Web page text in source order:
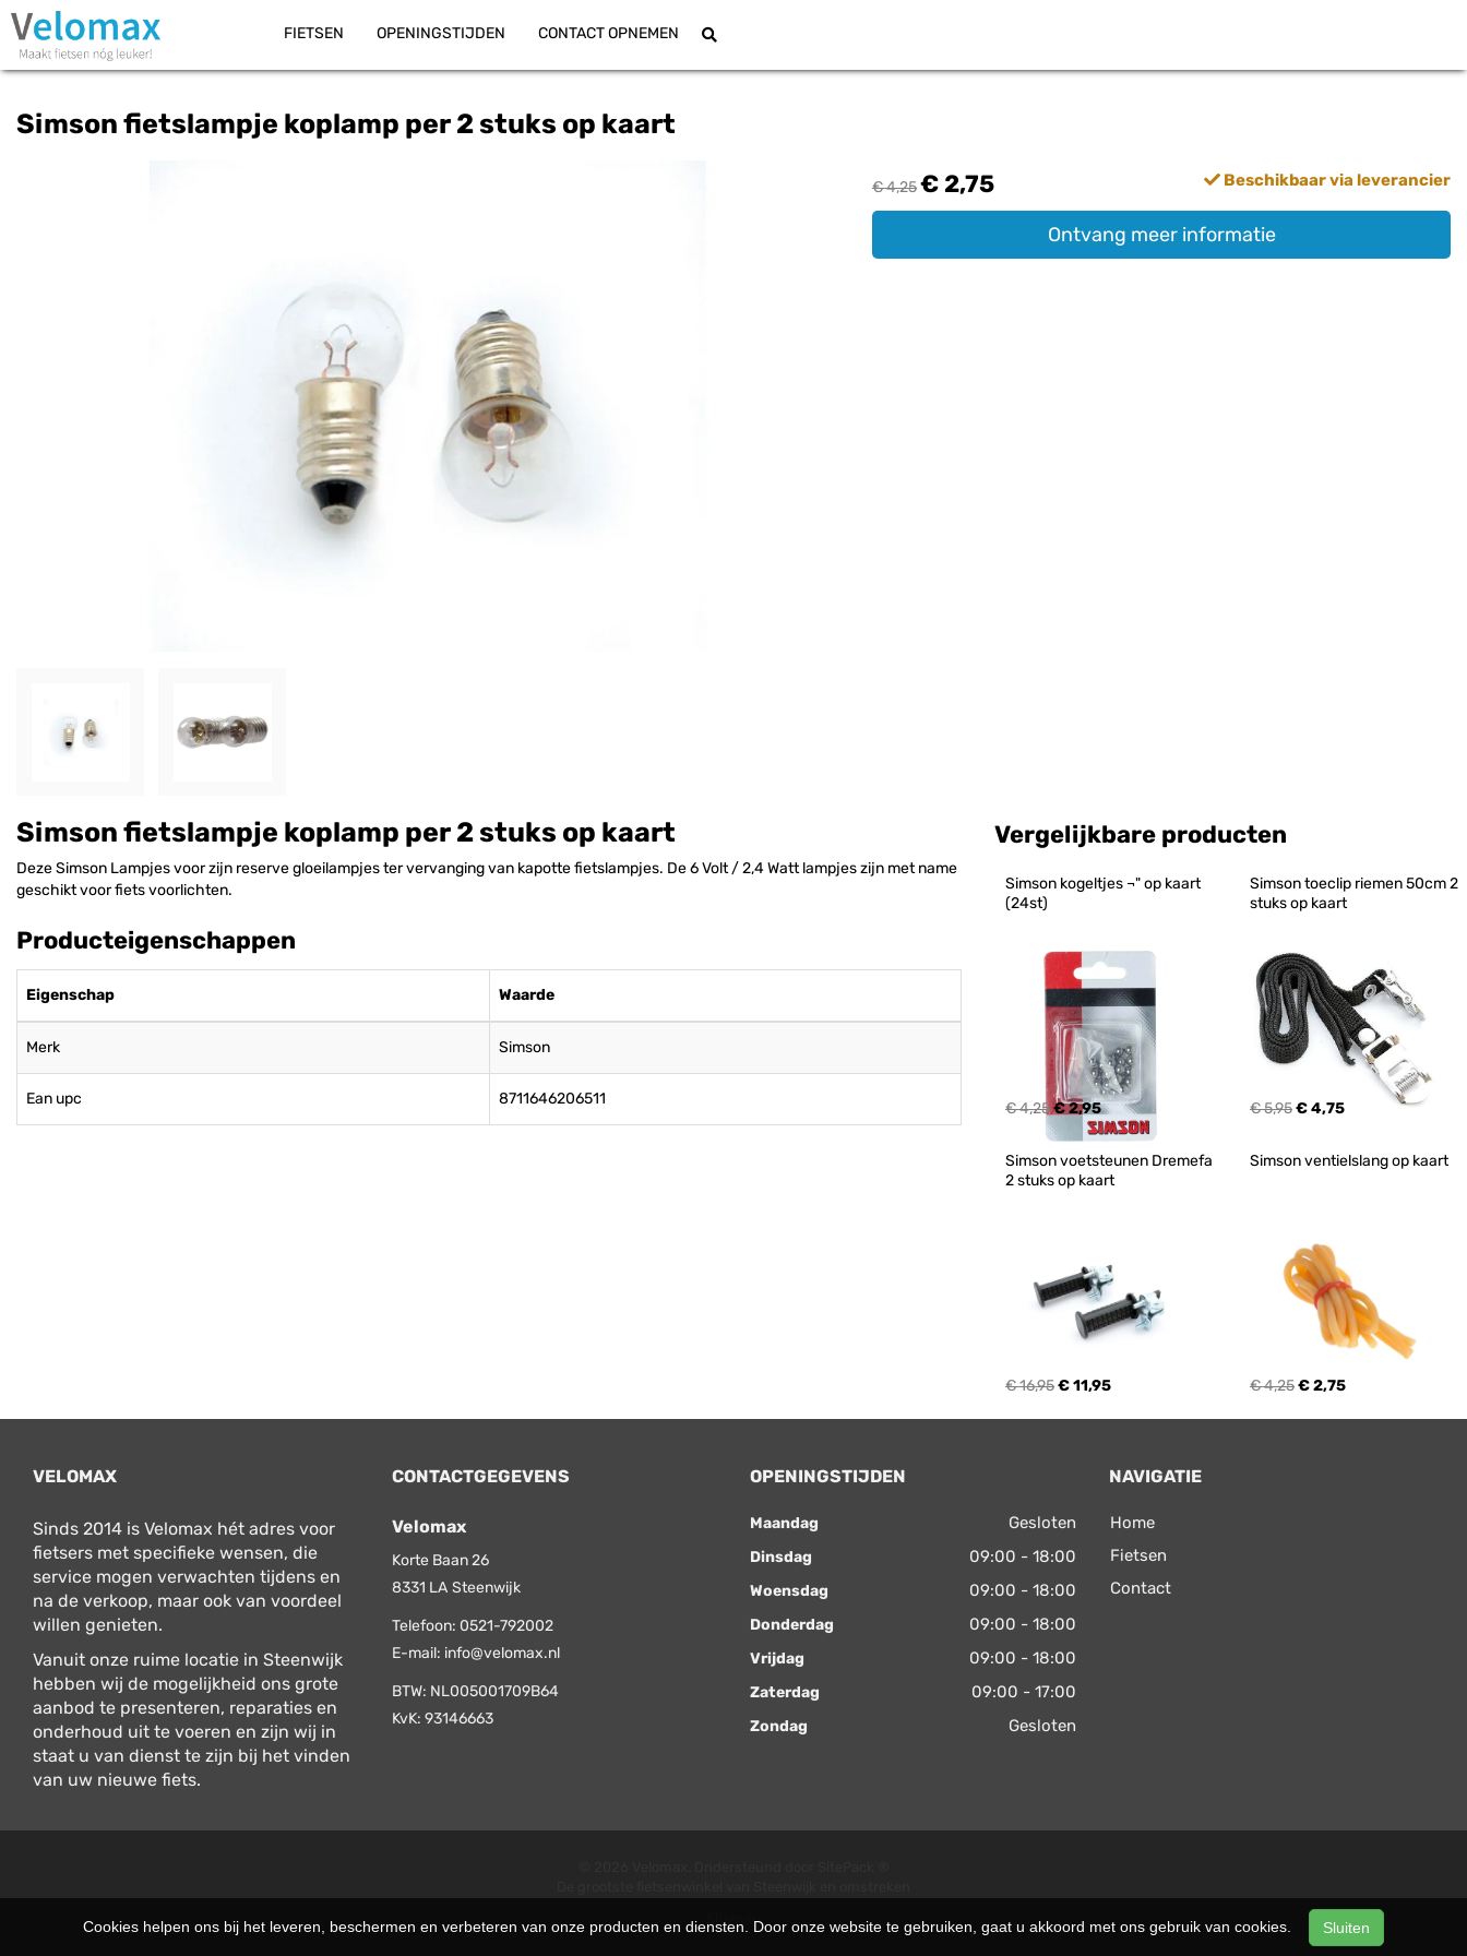
FIETSEN OPENINGSTIJDEN CONTACT OPNEMEN
Simson fietslampje koplamp per 2 stuks op kaart
€ 4,25€ 2,75 Beschikbaar via leverancier
Ontvang meer informatie
Simson fietslampje koplamp per 2 stuks op kaart
Deze Simson Lampjes voor zijn reserve gloeilampjes ter vervanging van kapotte fietslampjes. De 6 Volt / 2,4 Watt lampjes zijn met name
geschikt voor fiets voorlichten.
Producteigenschappen
Eigenschap Waarde
Merk Simson
Ean upc 8711646206511
Vergelijkbare producten
Simson kogeltjes ¬" op kaart
(24st)
€ 4,25€ 2,95
Simson toeclip riemen 50cm 2
stuks op kaart
€ 5,95€ 4,75
Simson voetsteunen Dremefa
2 stuks op kaart
€ 16,95€ 11,95
Simson ventielslang op kaart
€ 4,25€ 2,75
VELOMAX
Sinds 2014 is Velomax hét adres voor
fietsers met specifieke wensen, die
service mogen verwachten tijdens en
na de verkoop, maar ook van voordeel
willen genieten.
Vanuit onze ruime locatie in Steenwijk
hebben wij de mogelijkheid ons grote
aanbod te presenteren, reparaties en
onderhoud uit te voeren en zijn wij in
staat u van dienst te zijn bij het vinden
van uw nieuwe fiets.
CONTACTGEGEVENS
Velomax
Korte Baan 26
8331 LA Steenwijk
Telefoon: 0521-792002
E-mail: info@velomax.nl
BTW: NL005001709B64
KvK: 93146663
OPENINGSTIJDEN
Maandag Gesloten
Dinsdag 09:00 - 18:00
Woensdag 09:00 - 18:00
Donderdag 09:00 - 18:00
Vrijdag 09:00 - 18:00
Zaterdag 09:00 - 17:00
Zondag Gesloten
NAVIGATIE
Home
Fietsen
Contact
Sitemap
Cookies helpen ons bij het leveren, beschermen en verbeteren van onze producten en diensten. Door onze website te gebruiken, gaat u akkoord met ons gebruik van cookies. Sluiten